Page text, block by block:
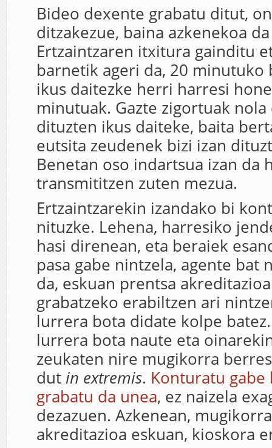
Bideo dexente grabatu ditut,
ditzakezue, baina azkenekoa
Ertzaintzaren itxitura gainditu
barnetik ageri da, 20 minutuko
ikus daitezke herri harresi
minutuak. Gazte zigortuak
dituzten ikus daiteke, baita
eutsita zeudenek bizi izan
Benetan oso indartsua izan da
transmititzen zuten mezua.
Ertzaintzarekin izandako bi
nituzke. Lehena, harresiko
hasi direnean, eta beraiek
pasa gabe nintzela, agente bat
da, eskuan prentsa
grabatzeko erabiltzen ari
lurrera bota didate kolpe
lurrera bota naute eta
zeukaten nire mugikorra
dut in extremis. Konturatu gabe
grabatu da unea, ez naizela
dezazuen. Azkenean,
akreditazioa eskuan, kioskora